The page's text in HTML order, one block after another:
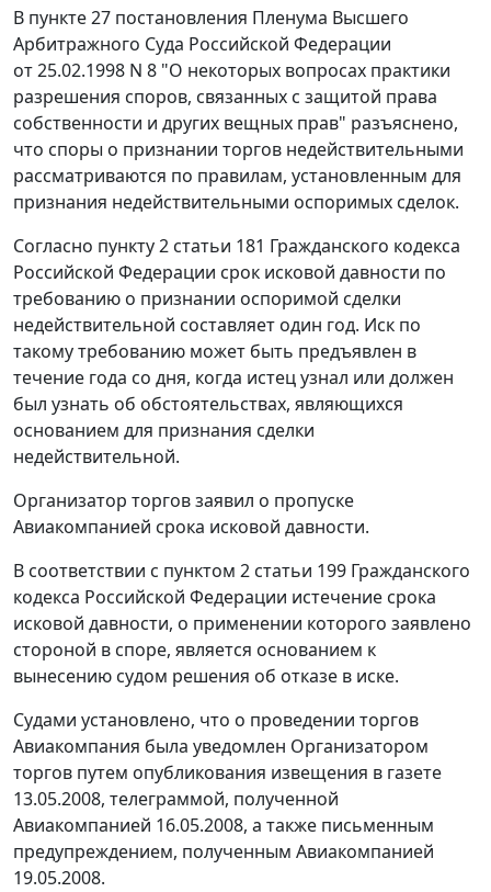
В пункте 27 постановления Пленума Высшего
Арбитражного Суда Российской Федерации
от 25.02.1998 N 8 "О некоторых вопросах практики
разрешения споров, связанных с защитой права
собственности и других вещных прав" разъяснено,
что споры о признании торгов недействительными
рассматриваются по правилам, установленным для
признания недействительными оспоримых сделок.
Согласно пункту 2 статьи 181 Гражданского кодекса
Российской Федерации срок исковой давности по
требованию о признании оспоримой сделки
недействительной составляет один год. Иск по
такому требованию может быть предъявлен в
течение года со дня, когда истец узнал или должен
был узнать об обстоятельствах, являющихся
основанием для признания сделки
недействительной.
Организатор торгов заявил о пропуске
Авиакомпанией срока исковой давности.
В соответствии с пунктом 2 статьи 199 Гражданского
кодекса Российской Федерации истечение срока
исковой давности, о применении которого заявлено
стороной в споре, является основанием к
вынесению судом решения об отказе в иске.
Судами установлено, что о проведении торгов
Авиакомпания была уведомлен Организатором
торгов путем опубликования извещения в газете
13.05.2008, телеграммой, полученной
Авиакомпанией 16.05.2008, а также письменным
предупреждением, полученным Авиакомпанией
19.05.2008.